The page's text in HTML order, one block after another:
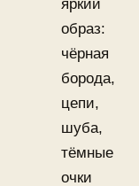
яркий
образ:
чёрная
борода,
цепи,
шуба,
тёмные
очки